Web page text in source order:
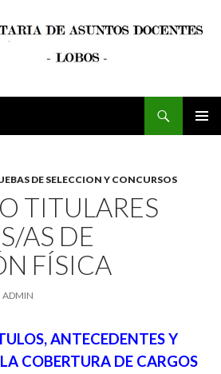
DE SELECCION Y CONCURSOS
TITULARES
AS DE
FÍSICA
ADMIN
ANTECEDENTES Y
COBERTURA DE CARGOS